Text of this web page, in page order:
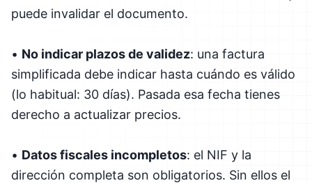
puede invalidar el documento.
• No indicar plazos de validez: una factura
simplificada debe indicar hasta cuándo es válido
(lo habitual: 30 días). Pasada esa fecha tienes
derecho a actualizar precios.
• Datos fiscales incompletos: el NIF y la
dirección completa son obligatorios. Sin ellos el